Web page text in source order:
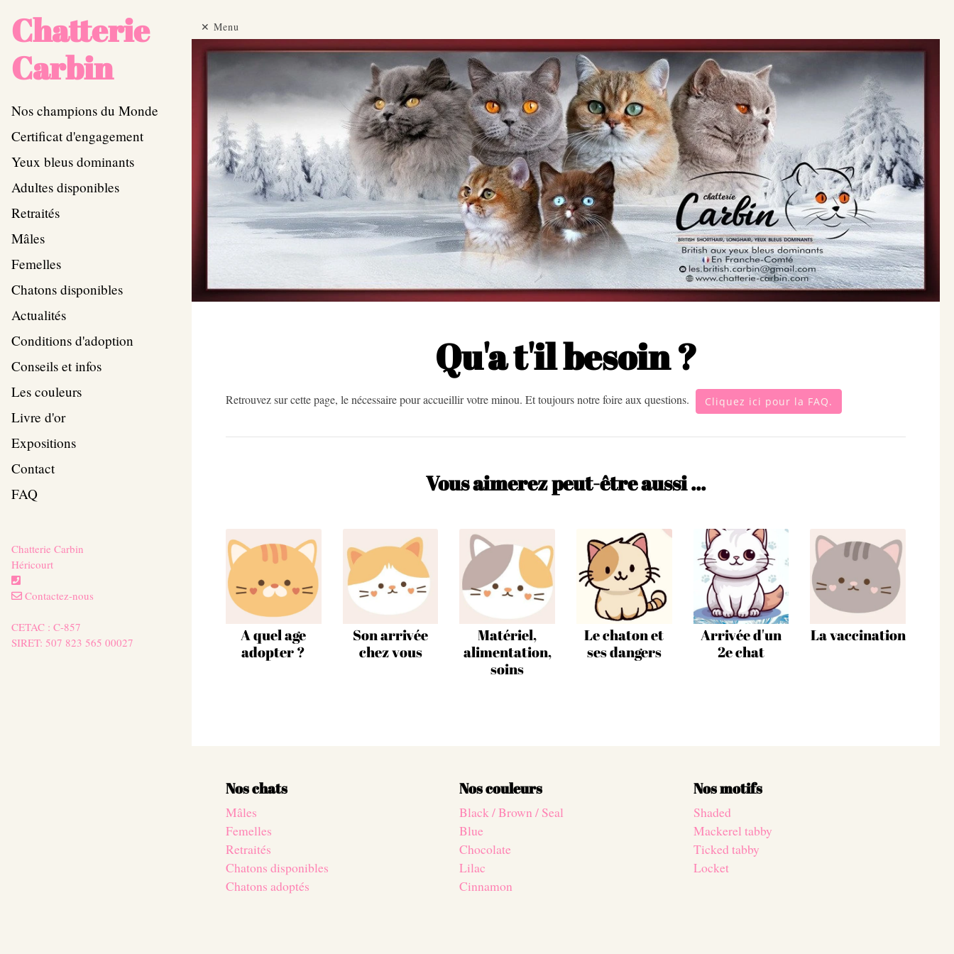
Chatterie
Carbin
Nos champions du Monde
Certificat d'engagement
Yeux bleus dominants
Adultes disponibles
Retraités
Mâles
Femelles
Chatons disponibles
Actualités
Conditions d'adoption
Conseils et infos
Les couleurs
Livre d'or
Expositions
Contact
FAQ
Chatterie Carbin
Héricourt
Contactez-nous
CETAC : C-857
SIRET: 507 823 565 00027
Menu
Qu'a t'il besoin ?
Retrouvez sur cette page, le nécessaire pour accueillir votre minou. Et toujours notre foire aux questions. Cliquez ici pour la FAQ.
Vous aimerez peut-être aussi ...
A quel age
adopter ?
Son arrivée
chez vous
Matériel,
alimentation,
soins
Le chaton et
ses dangers
Arrivée d'un
2e chat
La vaccination
Nos chats
Mâles
Femelles
Retraités
Chatons disponibles
Chatons adoptés
Nos couleurs
Black / Brown / Seal
Blue
Chocolate
Lilac
Cinnamon
Nos motifs
Shaded
Mackerel tabby
Ticked tabby
Locket